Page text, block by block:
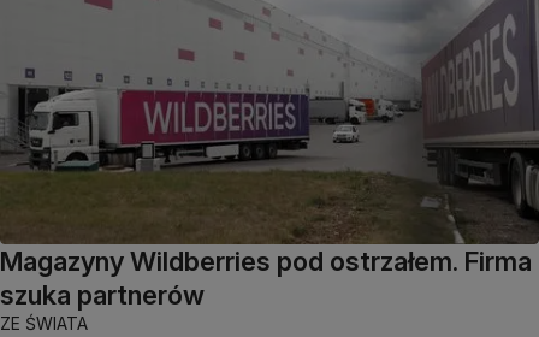
Magazyny Wildberries pod ostrzałem. Firma
szuka partnerów
ZE ŚWIATA